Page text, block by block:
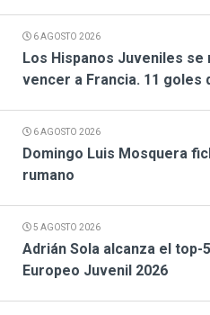
6 AGOSTO 2026
Los Hispanos Juveniles
vencer a Francia. 11 goles
6 AGOSTO 2026
Domingo Luis Mosquera
rumano
5 AGOSTO 2026
Adrián Sola alcanza el
Europeo Juvenil 2026